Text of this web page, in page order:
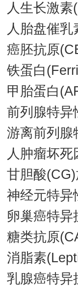
人生长激
人胎盘催
癌胚抗原
铁蛋白
甲胎蛋白
前列腺特异
游离前列腺
人肿瘤坏
甘胆酸
神经元特异
卵巢癌特
糖类抗原
消脂素
乳腺癌特异